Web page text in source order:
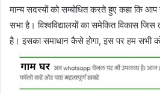
मान्य सदस्यों को सम्बोधित करते हुए कहा कि आप
सभा है। विश्वविद्यालयों का समेकित विकास जिस
है। इसका समाधान कैसे होगा, इस पर हम सभी को